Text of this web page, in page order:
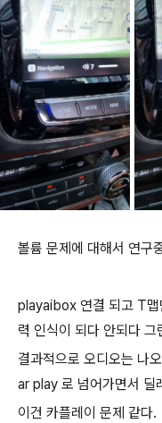
볼륨 문제에 대해서 연구
playaibox 연결 되고 T맵
력 인식이 되다 안되다 그
결과적으로 오디오는 나
ar play 로 넘어가면서 딜
이건 카플레이 문제 같다.